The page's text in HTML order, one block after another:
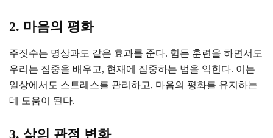
2. 마음의 평화
주짓수는 명상과도 같은 효과를 준다. 힘든 훈련을 하면서도
우리는 집중을 배우고, 현재에 집중하는 법을 익힌다. 이는
일상에서도 스트레스를 관리하고, 마음의 평화를 유지하는
데 도움이 된다.
3. 삶의 관점 변화